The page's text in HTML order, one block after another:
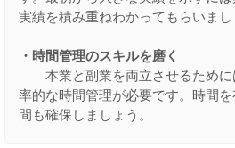
実績を積み重ねわかってもらいまし
・時間管理のスキルを磨く
本業と副業を両立させるために
率的な時間管理が必要です。時間
間も確保しましょう。